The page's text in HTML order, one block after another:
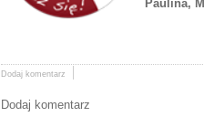
Paulina,
Dodaj komentarz
Dodaj komentarz